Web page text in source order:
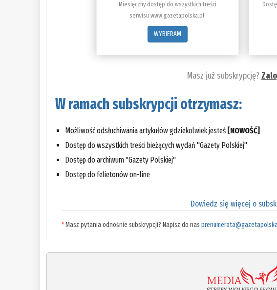
Miesięczny dostęp do wszystkich treści
serwisu www.gazetapolska.pl.
WYBIERAM
Masz już subskrypcję?
W ramach subskrypcji otrzymasz:
Możliwość odsłuchiwania artykułów gdziekolwiek jesteś [NOWOŚĆ]
Dostęp do wszystkich treści bieżących wydań "Gazety Polskiej"
Dostęp do archiwum "Gazety Polskiej"
Dostęp do felietonów on-line
Dowiedz się więcej o
*Masz pytania odnośnie subskrypcji? Napisz do nas